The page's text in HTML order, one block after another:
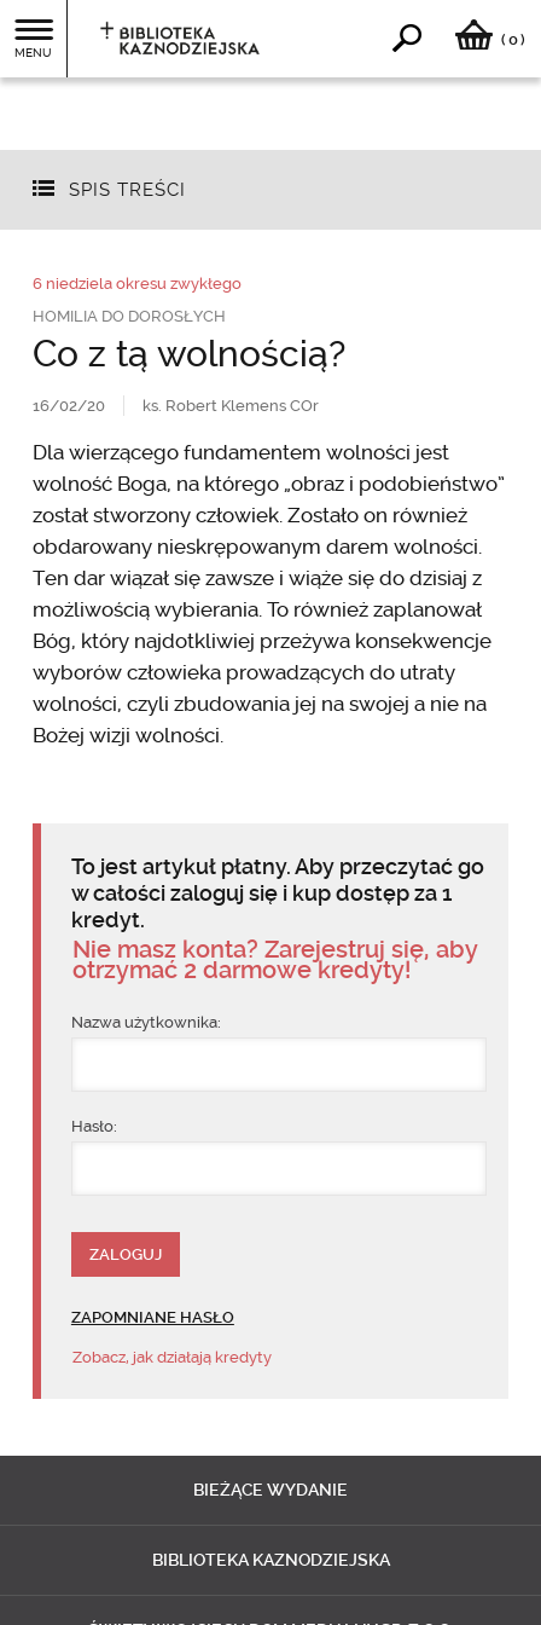
MENU
( 0)
SPIS TREŚCI
6 niedziela okresu zwykłego
HOMILIA DO DOROSŁYCH
Co z tą wolnością?
16/02/20 ks. Robert Klemens COr
Dla wierzącego fundamentem wolności jest
wolność Boga, na którego „obraz i podobieństwo”
został stworzony człowiek. Zostało on również
obdarowany nieskrępowanym darem wolności.
Ten dar wiązał się zawsze i wiąże się do dzisiaj z
możliwością wybierania. To również zaplanował
Bóg, który najdotkliwiej przeżywa konsekwencje
wyborów człowieka prowadzących do utraty
wolności, czyli zbudowania jej na swojej a nie na
Bożej wizji wolności.
To jest artykuł płatny. Aby przeczytać go
w całości zaloguj się i kup dostęp za 1
kredyt.
Nie masz konta? Zarejestruj się, aby
otrzymać 2 darmowe kredyty!
Nazwa użytkownika:
Hasło:
ZAPOMNIANE HASŁO
Zobacz, jak działają kredyty
BIEŻĄCE WYDANIE
BIBLIOTEKA KAZNODZIEJSKA